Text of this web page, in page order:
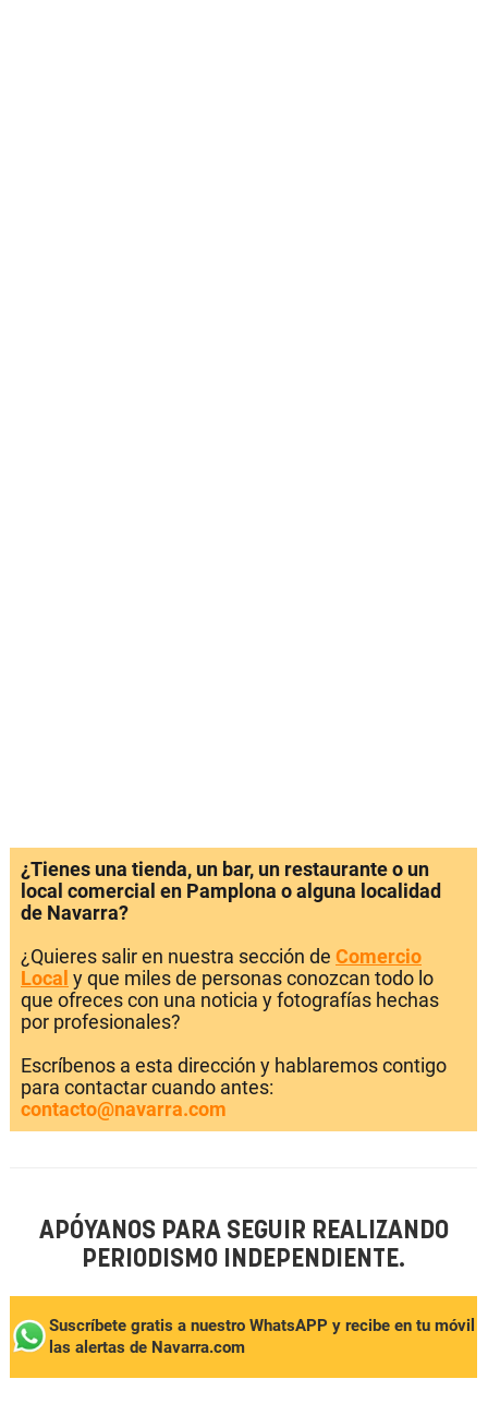
¿Tienes una tienda, un bar, un restaurante o un
local comercial en Pamplona o alguna localidad
de Navarra?
¿Quieres salir en nuestra sección de Comercio
Local y que miles de personas conozcan todo lo
que ofreces con una noticia y fotografías hechas
por profesionales?
Escríbenos a esta dirección y hablaremos contigo
para contactar cuando antes:
contacto@navarra.com
APÓYANOS PARA SEGUIR REALIZANDO
PERIODISMO INDEPENDIENTE.
Suscríbete gratis a nuestro WhatsAPP y recibe en tu móvil
las alertas de Navarra.com